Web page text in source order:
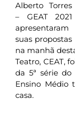
Alberto Torres
– GEAT 2021
apresentaram
suas propostas
na manhã
Teatro, CEAT,
da 5ª série
Ensino Médio
casa.